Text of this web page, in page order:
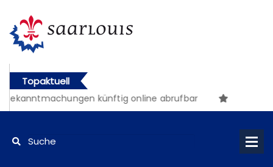
Topaktuell
künftig online abrufbar